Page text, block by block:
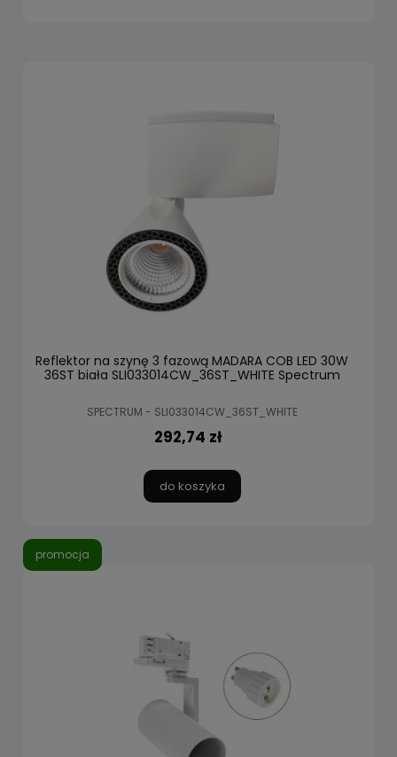
Reflektor na szynę 3 fazową MADARA COB LED 30W
36ST biała SLI033014CW_36ST_WHITE Spectrum
SPECTRUM - SLI033014CW_36ST_WHITE
292,74 zł
do koszyka
promocja